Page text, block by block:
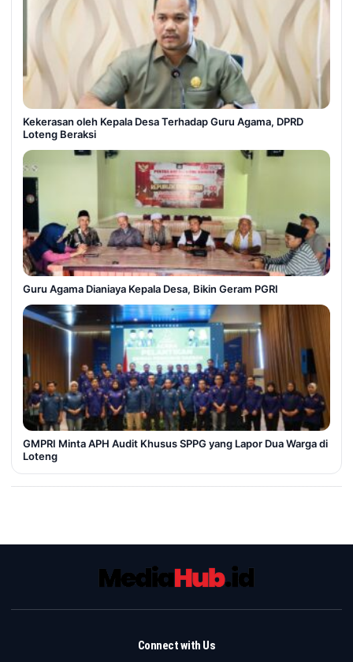
Kekerasan oleh Kepala Desa Terhadap Guru Agama, DPRD
Loteng Beraksi
Guru Agama Dianiaya Kepala Desa, Bikin Geram PGRI
GMPRI Minta APH Audit Khusus SPPG yang Lapor Dua Warga di
Loteng
Connect with Us